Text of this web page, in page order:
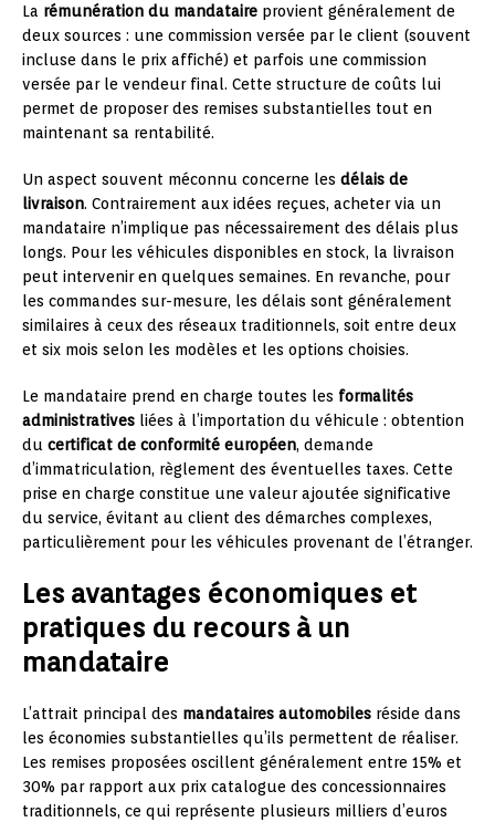
La rémunération du mandataire provient généralement de
deux sources : une commission versée par le client (souvent
incluse dans le prix affiché) et parfois une commission
versée par le vendeur final. Cette structure de coûts lui
permet de proposer des remises substantielles tout en
maintenant sa rentabilité.
Un aspect souvent méconnu concerne les délais de
livraison. Contrairement aux idées reçues, acheter via un
mandataire n’implique pas nécessairement des délais plus
longs. Pour les véhicules disponibles en stock, la livraison
peut intervenir en quelques semaines. En revanche, pour
les commandes sur-mesure, les délais sont généralement
similaires à ceux des réseaux traditionnels, soit entre deux
et six mois selon les modèles et les options choisies.
Le mandataire prend en charge toutes les formalités
administratives liées à l’importation du véhicule : obtention
du certificat de conformité européen, demande
d’immatriculation, règlement des éventuelles taxes. Cette
prise en charge constitue une valeur ajoutée significative
du service, évitant au client des démarches complexes,
particulièrement pour les véhicules provenant de l’étranger.
Les avantages économiques et
pratiques du recours à un
mandataire
L’attrait principal des mandataires automobiles réside dans
les économies substantielles qu’ils permettent de réaliser.
Les remises proposées oscillent généralement entre 15% et
30% par rapport aux prix catalogue des concessionnaires
traditionnels, ce qui représente plusieurs milliers d’euros